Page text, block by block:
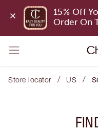
15% Off
Order On
Store locator / US /